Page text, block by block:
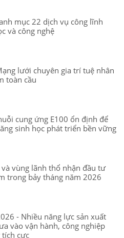
mục 22 dịch vụ công lĩnh
và công nghệ
lưới chuyên gia trí tuệ nhân
toàn cầu
cung ứng E100 ổn định để
sinh học phát triển bền vững
vùng lãnh thổ nhận đầu tư
trong bảy tháng năm 2026
- Nhiều năng lực sản xuất
vào vận hành, công nghiệp
cực